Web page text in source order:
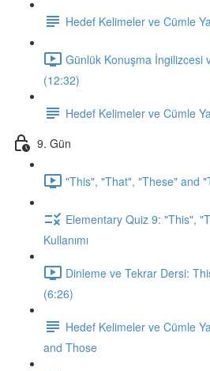
Hedef Kelimeler ve Cümle
Günlük Konuşma İngilizcesi
(12:32)
Hedef Kelimeler ve Cümle
9. Gün
"This", "That", "These" and
Elementary Quiz 9: "This",
Kullanımı
Dinleme ve Tekrar Dersi:
(6:26)
Hedef Kelimeler ve Cümle
and Those